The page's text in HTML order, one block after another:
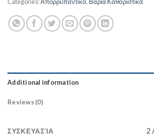
Additional information
Reviews (0)
ΣΥΣΚΕΥΑΣΊΑ 2